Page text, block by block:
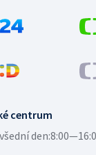
centrum
den: